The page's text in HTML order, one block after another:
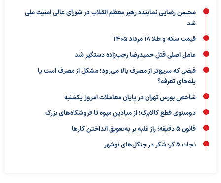
محسن رضایی نماینده رهبر معظم انقلاب در شورای عالی امنیت ملی
شد
قیمت سکه و طلا 18 مرداد 1405
عامل اصلی قتل حمیدرضا رجب‌زاده دستگیر شد
قبضی که سریع‌تر از مصرف بالا می‌رود؛ مشکل از مصرف است یا
پله‌های تعرفه؟
شاخص بورس تهران در پایان معاملات امروز یکشنبه
دومینوی قطع کالابرگ؛ از میادین میوه تا فروشگاه‌های بزرگ
قانون ۵ دقیقه؛ راز غلبه بر به‌تعویق‌ انداختن کارها
نجات ۵ گردشگر در جنگل‌های نوشهر